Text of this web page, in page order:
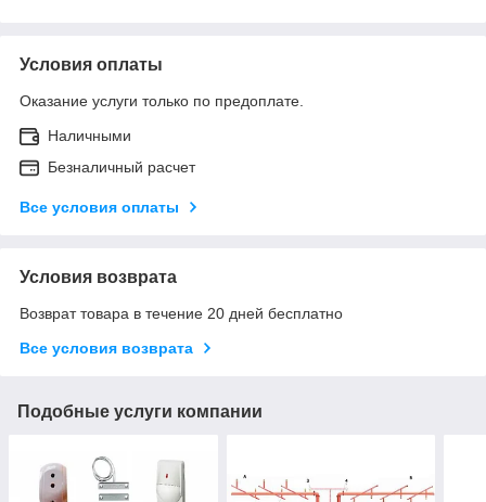
Условия оплаты
Оказание услуги только по предоплате.
Наличными
Безналичный расчет
Все условия оплаты
Условия возврата
Возврат товара в течение 20 дней бесплатно
Все условия возврата
Подобные услуги компании